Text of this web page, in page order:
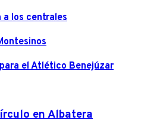
a los centrales
el Atlético Benejúzar
en Albatera